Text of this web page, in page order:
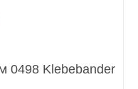
0498 Klebebander